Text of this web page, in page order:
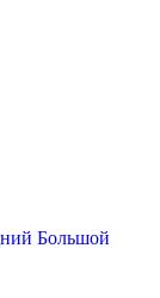
Большой